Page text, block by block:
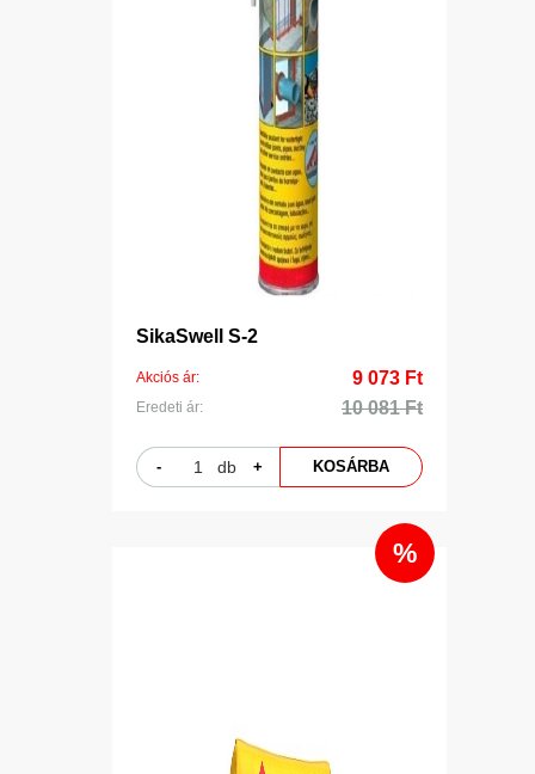
SikaSwell S-2
Akciós ár: 9 073 Ft
Eredeti ár: 10 081 Ft
- db + KOSÁRBA
%